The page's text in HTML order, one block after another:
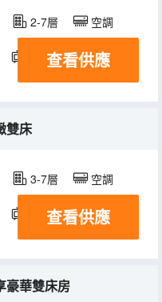
2-7層 空調
電視機
查看供應
雙床
3-7層 空調
電視機
查看供應
豪華雙床房